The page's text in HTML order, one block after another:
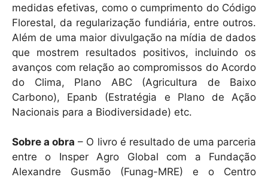
medidas efetivas, como o cumprimento do Código
Florestal, da regularização fundiária, entre outros.
Além de uma maior divulgação na mídia de dados
que mostrem resultados positivos, incluindo os
avanços com relação ao compromissos do Acordo
do Clima, Plano ABC (Agricultura de Baixo
Carbono), Epanb (Estratégia e Plano de Ação
Nacionais para a Biodiversidade) etc.
Sobre a obra – O livro é resultado de uma parceria
entre o Insper Agro Global com a Fundação
Alexandre Gusmão (Funag-MRE) e o Centro